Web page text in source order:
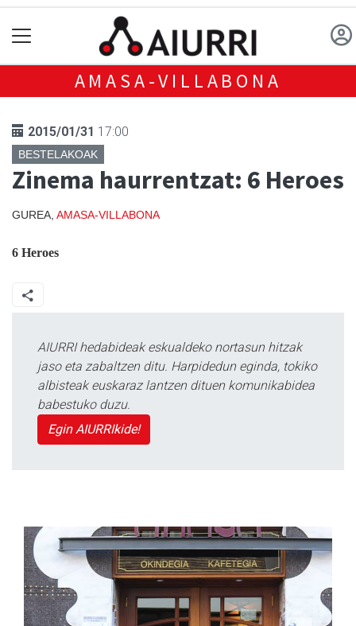
AMASA-VILLABONA
2015/01/31 17:00
BESTELAKOAK
Zinema haurrentzat: 6 Heroes
GUREA, AMASA-VILLABONA
6 Heroes
AIURRI hedabideak eskualdeko nortasun hitzak
jaso eta zabaltzen ditu. Harpidedun eginda, tokiko
albisteak euskaraz lantzen dituen komunikabidea
babestuko duzu.
Egin AIURRIkide!